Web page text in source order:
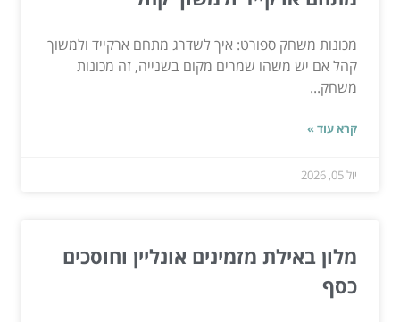
מכונות משחק ספורט: איך לשדרג מתחם ארקייד ולמשוך
קהל אם יש משהו שמרים מקום בשנייה, זה מכונות
משחק...
קרא עוד »
יול 05, 2026
מלון באילת מזמינים אונליין וחוסכים
כסף